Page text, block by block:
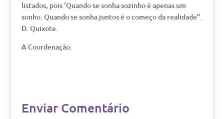
listados, pois ‘Quando se sonha sozinho é apenas um
sonho. Quando se sonha juntos é o começo da realidade”.
D. Quixote.
A Coordenação.
Enviar Comentário